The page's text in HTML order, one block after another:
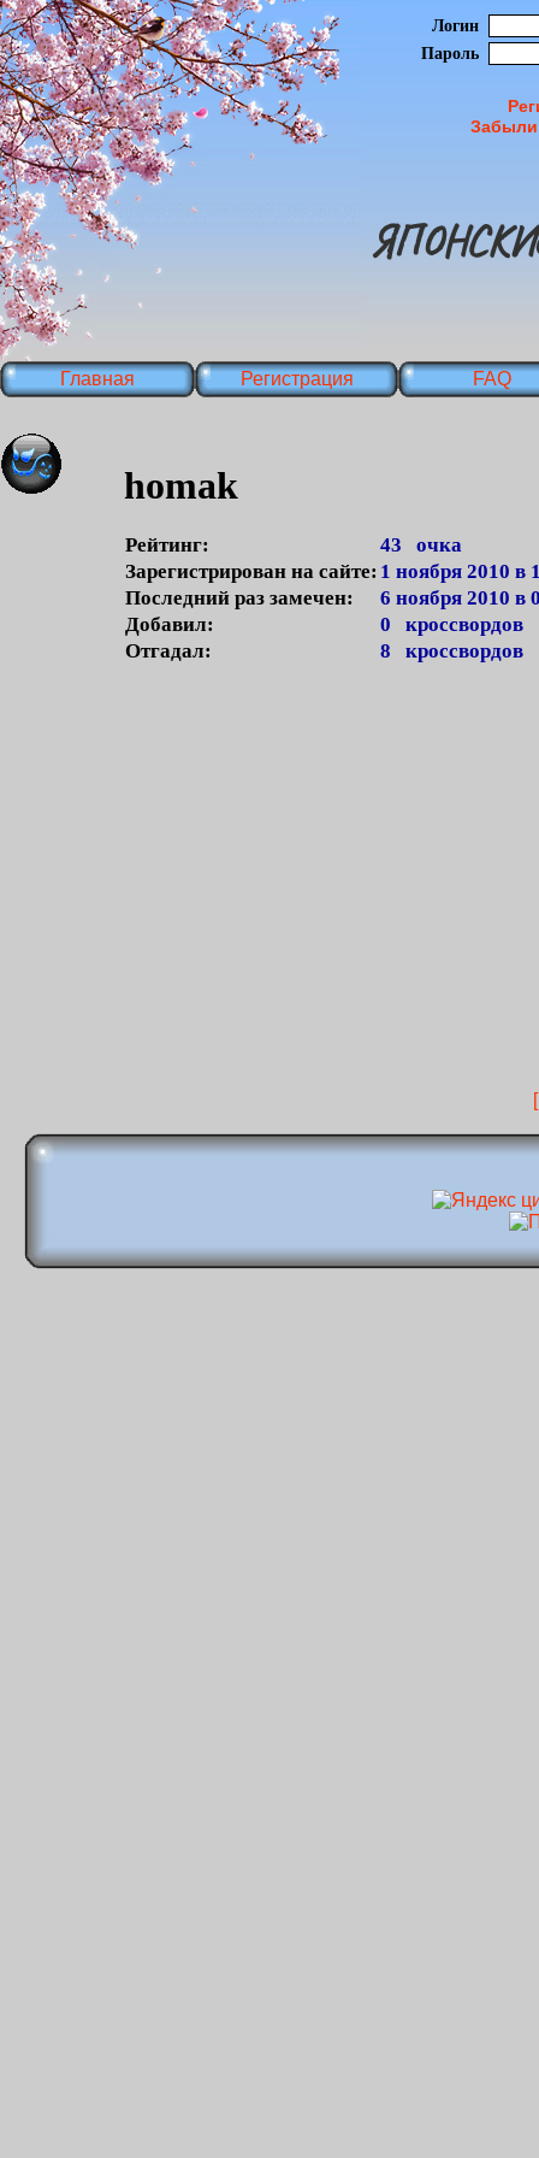
Логин
Пароль
Главная Регистрация FAQ
homak
Рейтинг:
43 очка
Зарегистрирован на сайте: 1 ноября 2010 в
Последний раз замечен:
6 ноября 2010 в
Добавил:
0 кроссвордов
Отгадал:
8 кроссвордов